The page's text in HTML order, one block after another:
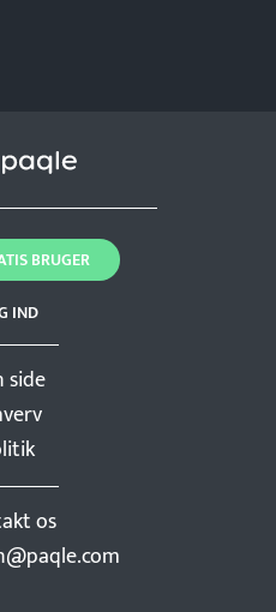
side
os
IND
BRUGER